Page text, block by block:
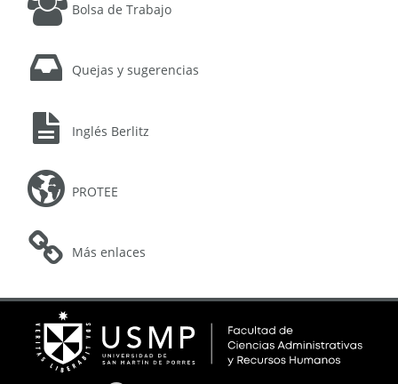
Bolsa de Trabajo
Quejas y sugerencias
Inglés Berlitz
PROTEE
Más enlaces